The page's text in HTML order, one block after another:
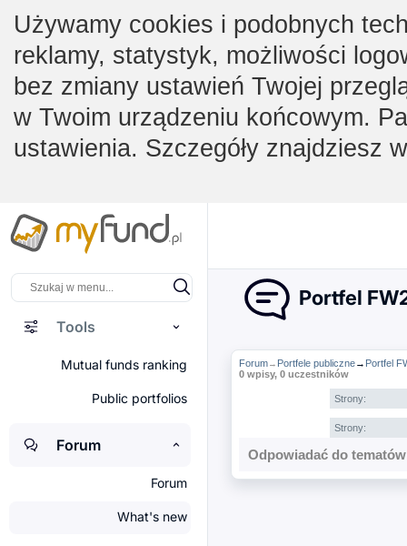
Używamy cookies i podobnych
reklamy, statystyk, możliwości
bez zmiany ustawień Twojej
w Twoim urządzeniu końcowym.
ustawienia. Szczegóły znajdziesz
Tools
Mutual funds ranking
Public portfolios
Forum
Forum
What's new
Portfel
Forum→ Portfele publiczne→ Portfel
0 wpisy, 0 uczestników
Strony:
Strony:
Odpowiadać do